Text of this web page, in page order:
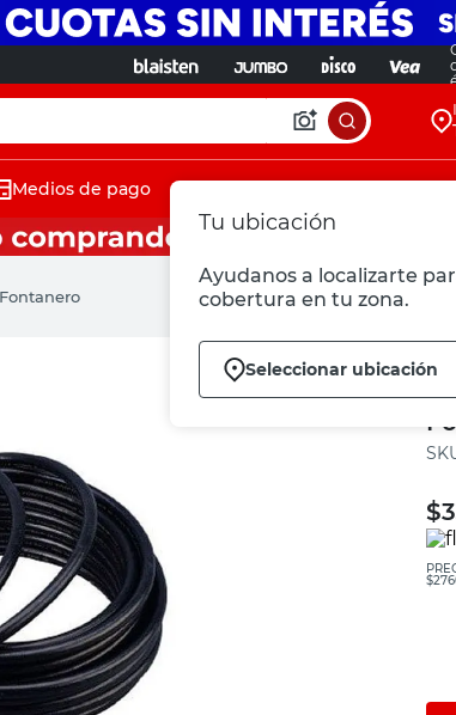
Tu ubicación
Ayudanos a localizarte
cobertura en tu zona.
Seleccionar ubicación
Medios de pago
El
$